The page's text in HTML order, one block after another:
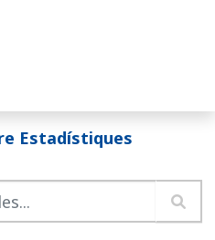
Estadístiques